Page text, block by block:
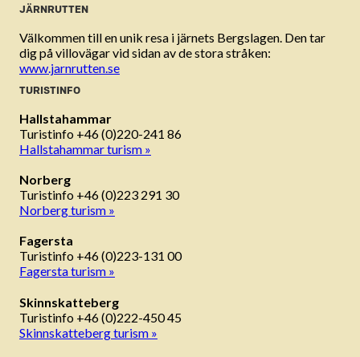
JÄRNRUTTEN
Välkommen till en unik resa i järnets Bergslagen. Den tar
dig på villovägar vid sidan av de stora stråken:
www.jarnrutten.se
TURISTINFO
Hallstahammar
Turistinfo +46 (0)220-241 86
Hallstahammar turism »
Norberg
Turistinfo +46 (0)223 291 30
Norberg turism »
Fagersta
Turistinfo +46 (0)223-131 00
Fagersta turism »
Skinnskatteberg
Turistinfo +46 (0)222-450 45
Skinnskatteberg turism »